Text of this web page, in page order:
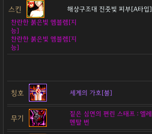
스킨 해상구조대 진줏빛 피부[A타입]
찬란한 붉은빛 엠블렘[지
능]
찬란한 붉은빛 엠블렘[지
능]
칭호 세계의 가호[불]
무기
짙은 심연의 편린 스태프 : 엘레
멘탈 번